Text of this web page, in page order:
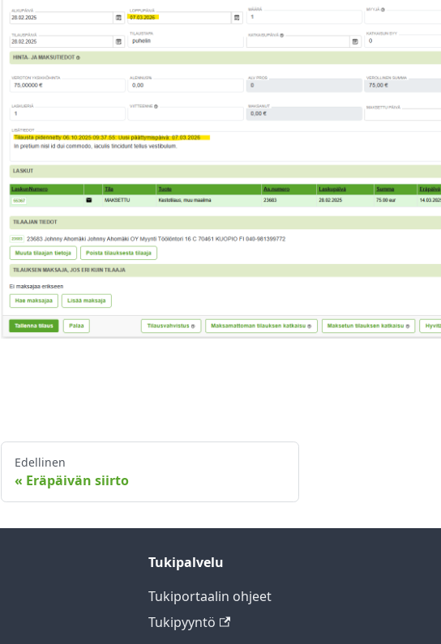
Edellinen
Eräpäivän siirto
Tukipalvelu
Tukiportaalin ohjeet
Tukipyyntö